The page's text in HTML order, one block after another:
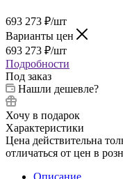
693 273 ₽/шт
Варианты цен
693 273 ₽/шт
Подробности
Под заказ
Нашли дешевле?
Хочу в подарок
Характеристики
Цена действительна
отличаться от цен в
Описание